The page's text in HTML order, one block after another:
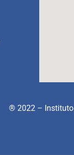
® 2022 – Instituto